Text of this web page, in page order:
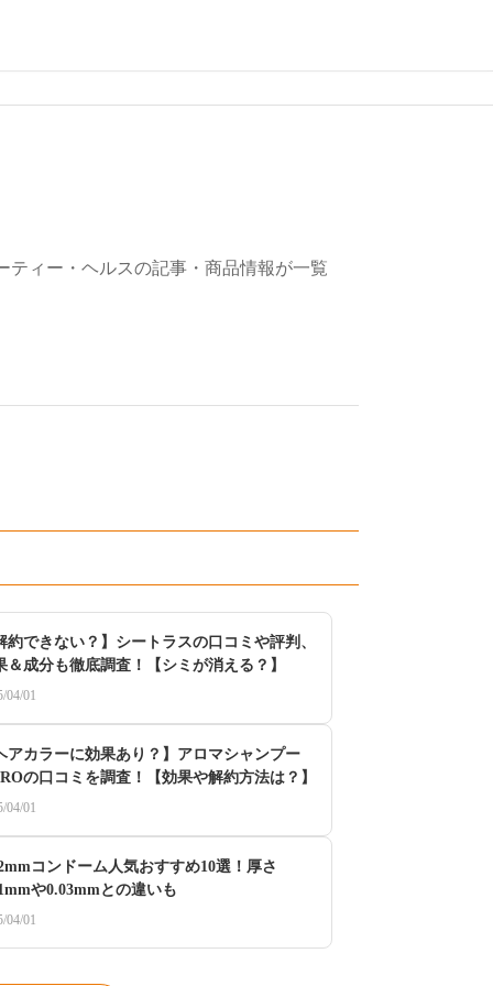
ィー・ヘルスの記事・商品情報が一覧
約できない？】シートラスの口コミや評判、
＆成分も徹底調査！【シミが消える？】
04/01
アカラーに効果あり？】アロマシャンプー
の口コミを調査！【効果や解約方法は？】
04/01
コンドーム人気おすすめ10選！厚さ
や0.03mmとの違いも
04/01